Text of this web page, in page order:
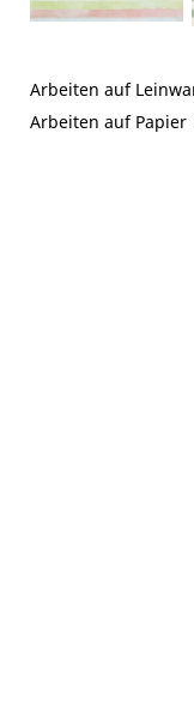
Arbeiten auf
Arbeiten auf Papier